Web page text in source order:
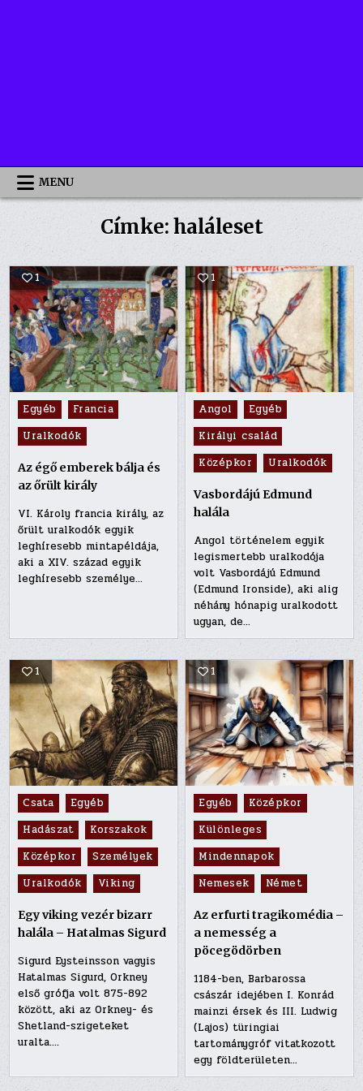
MENU
Címke:haláleset
1
Posted
in
Egyéb
Francia
Uralkodók
Az égő emberek bálja és
az őrült király
VI. Károly francia király, az
őrült uralkodók egyik
leghíresebb mintapéldája,
aki a XIV. század egyik
leghíresebb személye…
1
Posted
in
Angol
Egyéb
Királyi család
Középkor
Uralkodók
Vasbordájú Edmund
halála
Angol történelem egyik
legismertebb uralkodója
volt Vasbordájú Edmund
(Edmund Ironside), aki alig
néhány hónapig uralkodott
ugyan, de…
1
Posted
in
Csata
Egyéb
Hadászat
Korszakok
Középkor
Személyek
Uralkodók
Viking
Egy viking vezér bizarr
halála – Hatalmas Sigurd
Sigurd Eysteinsson vagyis
Hatalmas Sigurd, Orkney
első grófja volt 875-892
között, aki az Orkney- és
Shetland-szigeteket
uralta….
1
Posted
in
Egyéb
Középkor
Különleges
Mindennapok
Nemesek
Német
Az erfurti tragikomédia –
a nemesség a
pöcegödörben
1184-ben, Barbarossa
császár idejében I. Konrád
mainzi érsek és III. Ludwig
(Lajos) türingiai
tartománygróf vitatkozott
egy földterületen…